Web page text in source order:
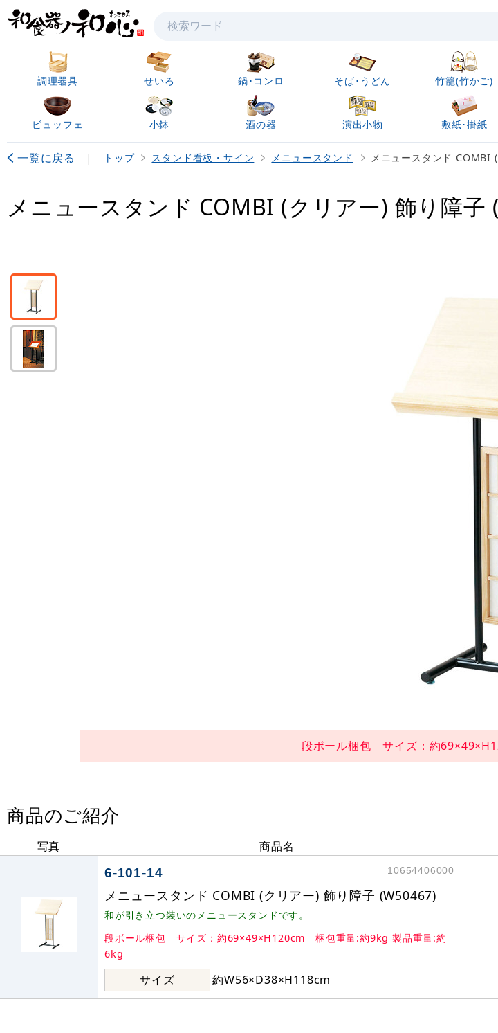
検索
調理器具 せいろ 鍋･コンロ そば･うどん 竹籠(竹かご)
ビュッフェ 小鉢 酒の器 演出小物 敷紙･掛紙
一覧に戻る | トップ スタンド看板・サイン メニュースタンド メニュースタンド COMBI
メニュースタンド COMBI (クリアー) 飾り障子
段ボール梱包 サイズ：約
商品のご紹介
写真 商品名
6-101-14 10654406000
メニュースタンド COMBI (クリアー) 飾り障子 (W50467)
和が引き立つ装いのメニュースタンドです。
段ボール梱包 サイズ：約69×49×H120cm 梱包重量:約9kg 製品重量:約
6kg
サイズ 約W56×D38×H118cm